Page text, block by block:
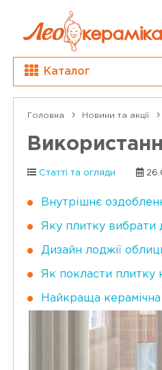
Каталог
Головна Новини та акції
Статті та огляди
Внутрішнє
Яку плитку вибрати
Дизайн лоджії
Як покласти плитку
Найкраща керамічна